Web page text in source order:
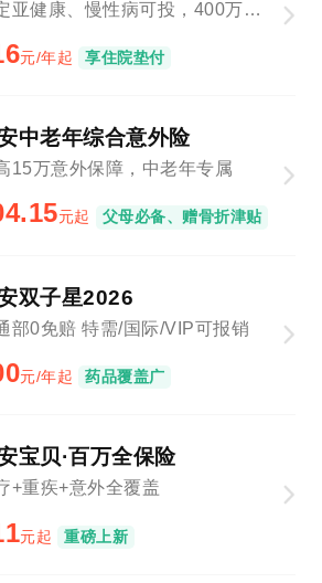
特定亚健康、慢性病可投，400万保障总额
元/年起 享住院垫付
中老年综合意外险
15万意外保障，中老年专属
元起 父母必备、赠骨折津贴
双子星2026
部0免赔 特需/国际/VIP可报销
元/年起 药品覆盖广
宝贝·百万全保险
+重疾+意外全覆盖
元起 重磅上新